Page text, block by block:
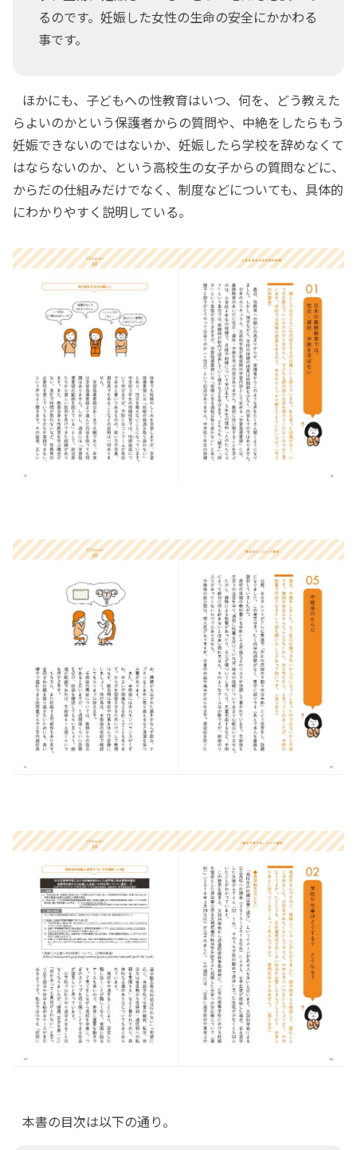
るのです。妊娠した女性の生命の安全にかかわる
事です。
ほかにも、子どもへの性教育はいつ、何を、どう教えた
らよいのかという保護者からの質問や、中絶をしたらもう
妊娠できないのではないか、妊娠したら学校を辞めなくて
はならないのか、という高校生の女子からの質問などに、
からだの仕組みだけでなく、制度などについても、具体的
にわかりやすく説明している。
本書の目次は以下の通り。